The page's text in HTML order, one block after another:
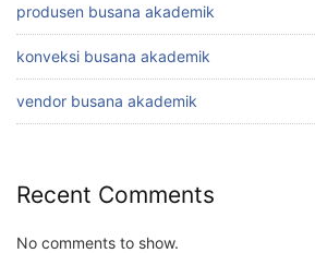
produsen busana akademik
konveksi busana akademik
vendor busana akademik
Recent Comments
No comments to show.